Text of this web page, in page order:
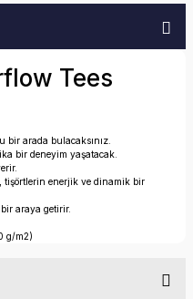
Tees
bir arada bulacaksınız.
bir deneyim yaşatacak.
tişörtlerin enerjik ve dinamik bir
araya getirir.
g/m2)